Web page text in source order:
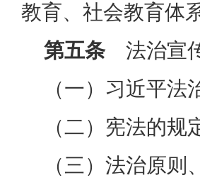
教育、社会教育体系
第五条 法治宣
（一）习近平法
（二）宪法的
（三）法治原